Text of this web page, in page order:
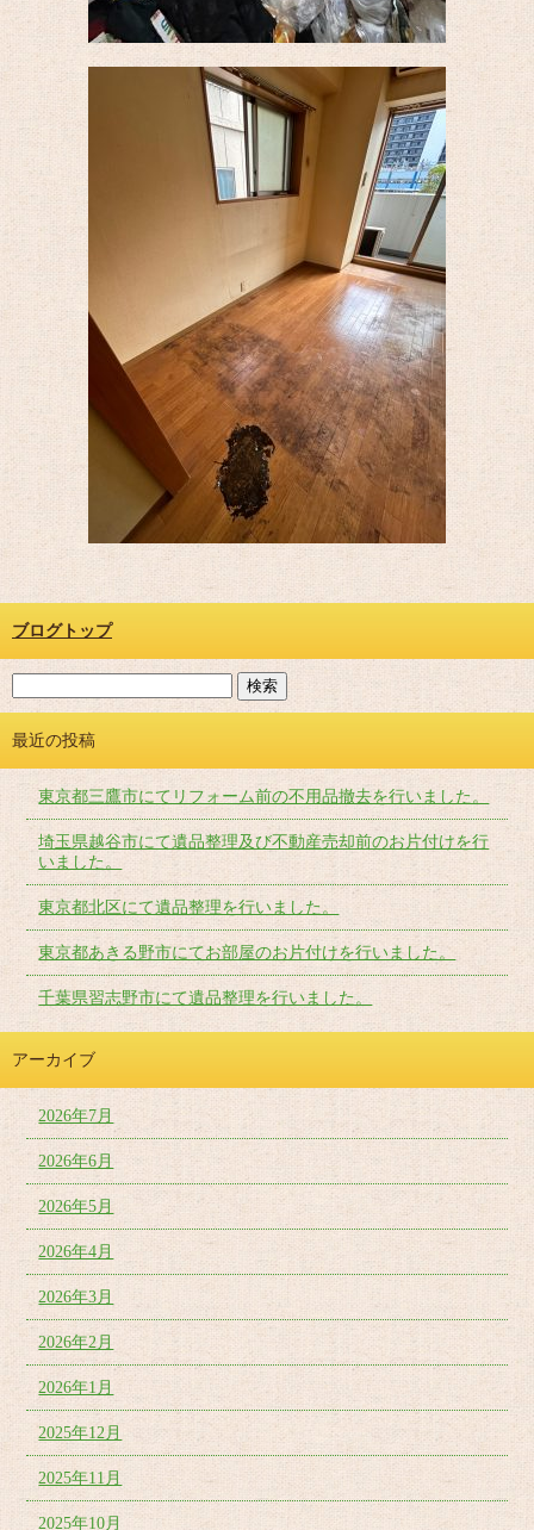
ブログトップ
最近の投稿
東京都三鷹市にてリフォーム前の不用品撤去を行いました。
埼玉県越谷市にて遺品整理及び不動産売却前のお片付けを行
いました。
東京都北区にて遺品整理を行いました。
東京都あきる野市にてお部屋のお片付けを行いました。
千葉県習志野市にて遺品整理を行いました。
アーカイブ
2026年7月
2026年6月
2026年5月
2026年4月
2026年3月
2026年2月
2026年1月
2025年12月
2025年11月
2025年10月